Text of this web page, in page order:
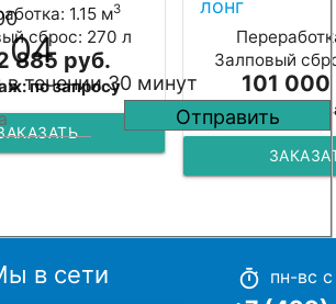
1.15 м3
сброс: 270 л
885 руб.
по запросу
Залповый
101 000
Монтаж: по
04
течении 30 минут
в сети timer пн-вс